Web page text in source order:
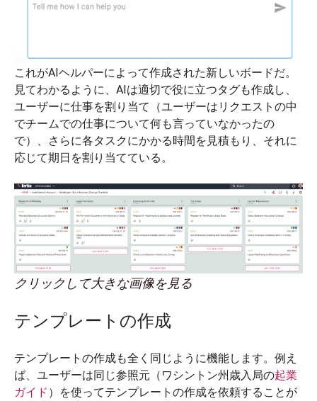
これがAIヘルパーによって作成された新しいボードだ。
見てわかるように、AIは適切で役に立つタグも作成し、
ユーザーに仕事を割り当て（ユーザーはリクエストの中
でチームでの仕事について何も言っていなかったの
で）、さらに各タスクにかかる時間を見積もり、それに
応じて期日を割り当てている。
クリックして大きな画像を見る
テンプレートの作成
テンプレートの作成も全く同じように機能します。例え
ば、ユーザーは同じ参照元（ワシントン州歳入局の起業
ガイド ）を使ってテンプレートの作成を依頼することが